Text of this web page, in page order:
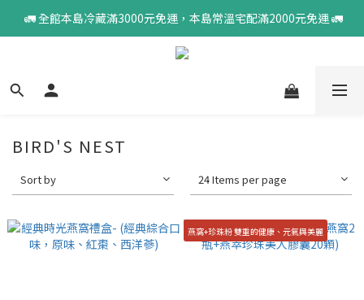
🚛 全館本島冷藏滿3000元免運，本島常溫宅配滿2000元免運 🚛
BIRD'S NEST
Sort by 24 Items per page
燕窩+珍珠粉 雙重的健康、元氣與美麗